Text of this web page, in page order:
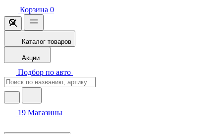
Корзина 0
Каталог товаров
Акции
Подбор по авто
19 Магазины